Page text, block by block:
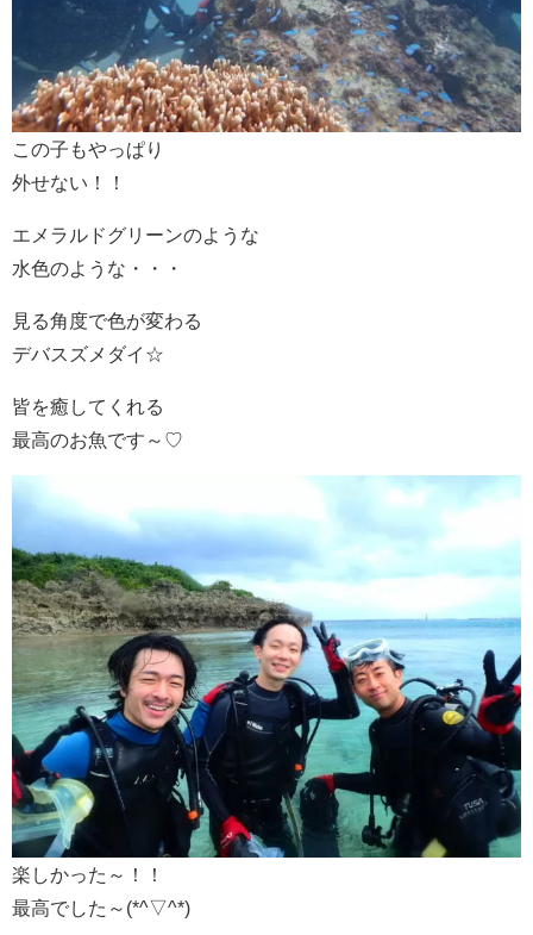
この子もやっぱり
外せない！！
エメラルドグリーンのような
水色のような・・・
見る角度で色が変わる
デバスズメダイ☆
皆を癒してくれる
最高のお魚です～♡
楽しかった～！！
最高でした～(*^▽^*)